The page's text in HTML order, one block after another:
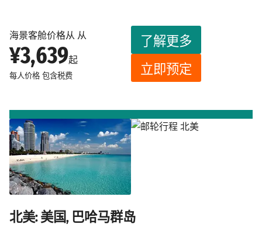
海景客舱价格从 从
¥3,639起
每人价格 包含税费
了解更多
立即预定
北美: 美国, 巴哈马群岛